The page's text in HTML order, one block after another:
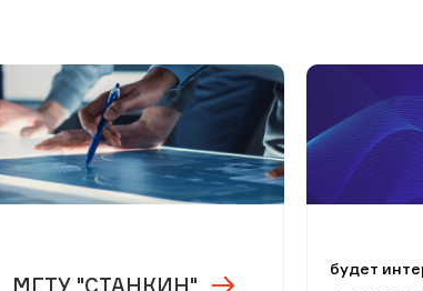
МГТУ "СТАНКИН"
будет